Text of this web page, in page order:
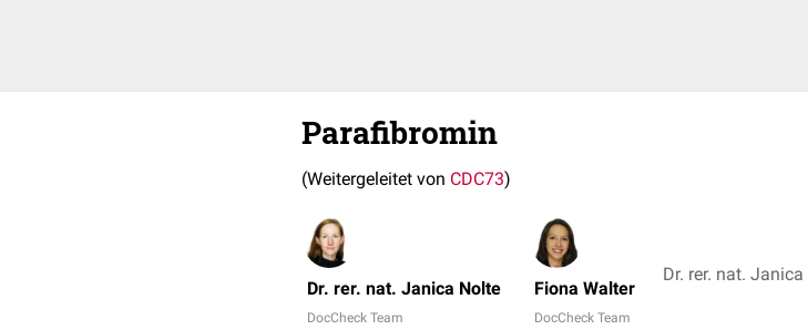
Parafibromin
(Weitergeleitet von CDC73)
Dr. rer. nat. Janica Nolte
DocCheck Team
Fiona Walter
DocCheck Team
Dr. rer. nat.